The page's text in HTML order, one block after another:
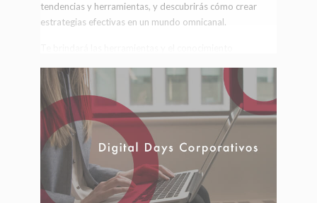
tendencias y herramientas, y descubrirás cómo crear
estrategias efectivas en un mundo omnicanal.
conceptos clave de la industria. Aprenderás a tomar
decisiones estratégicas que no solo impactarán
positivamente en la experiencia del usuario, sino también
en los objetivos de negocio de tu organización.
www.iabpgmejecutivo.mx
Contacto:aurora.mocte@iabmexico.com